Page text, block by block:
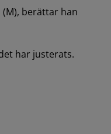
berättar han
har justerats.